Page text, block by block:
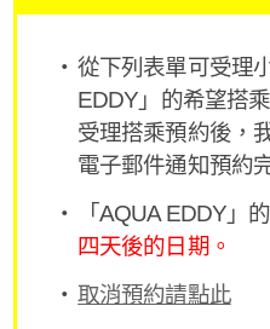
從下列表單可受理
EDDY」的希望搭
受理搭乘預約後，
電子郵件通知預約
「AQUA EDDY」
四天後的日期。
取消預約請點此